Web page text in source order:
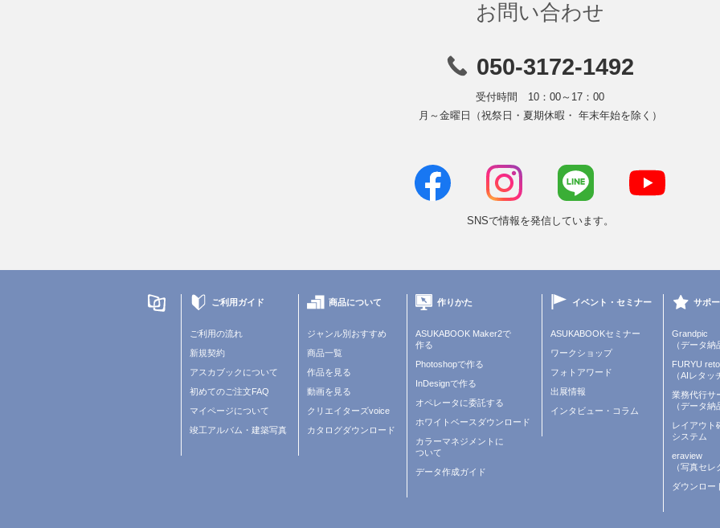
お問い合わせ
050-3172-1492
受付時間 10：00～17：00
月～金曜日
（祝祭日・夏期休暇・ 年末年始を除く）
SNSで情報を発信しています。
ご利用ガイド
ご利用の流れ
新規契約
アスカブックについて
初めてのご注文FAQ
マイページについて
竣工アルバム・建築写真
商品について
ジャンル別おすすめ
商品一覧
作品を見る
動画を見る
クリエイターズvoice
カタログダウンロード
作りかた
ASUKABOOK Maker2で
作る
Photoshopで作る
InDesignで作る
オペレータに委託する
ホワイトベースダウンロード
カラーマネジメントに
ついて
データ作成ガイド
イベント・セミナー
ASUKABOOKセミナー
ワークショップ
フォトアワード
出展情報
インタビュー・コラム
サポ
Grandpic
（データ納
FURYU
（AIレタッ
業務代行サ
（データ納
レイアウト
システム
eraview
（写真セレ
ダウンロー